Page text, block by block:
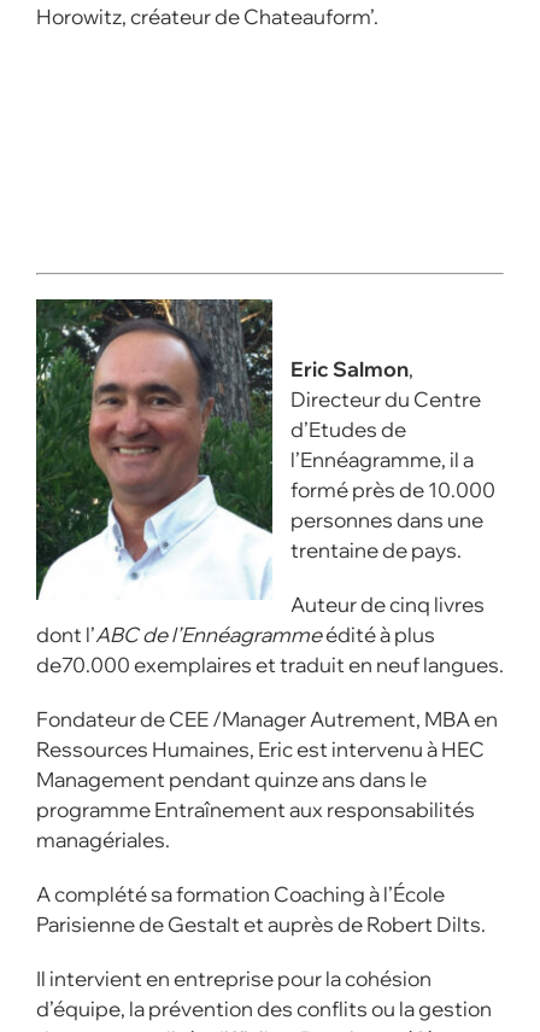
Horowitz, créateur de Chateauform’.
Eric Salmon,
Directeur du Centre
d’Etudes de
l’Ennéagramme, il a
formé près de 10.000
personnes dans une
trentaine de pays.
Auteur de cinq livres
dont l’ABC de l’Ennéagrammeédité à plus
de70.000 exemplaires et traduit en neuf langues.
Fondateur de CEE /Manager Autrement, MBA en
Ressources Humaines, Eric est intervenu à HEC
Management pendant quinze ans dans le
programme Entraînement aux responsabilités
managériales.
A complété sa formation Coaching à l’École
Parisienne de Gestalt et auprès de Robert Dilts.
Il intervient en entreprise pour la cohésion
d’équipe, la prévention des conflits ou la gestion